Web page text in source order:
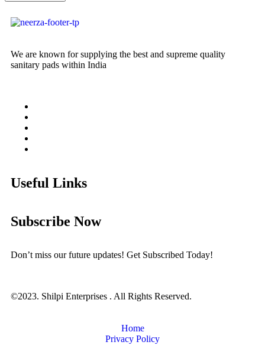
We are known for supplying the best and supreme quality
sanitary pads within India
Useful Links
Subscribe Now
Don’t miss our future updates! Get Subscribed Today!
©2023. Shilpi Enterprises . All Rights Reserved.
Home
Privacy Policy